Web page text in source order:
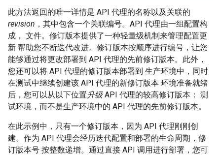
此方法返回的唯一详情是 API 代理的名称以及关联的
revision ，其中包含一个关联编号。API 代理由一组配置构
成， 文件。修订版本提供了一种轻量级机制来管理配置更
新 帮助您不断迭代改进。修订版本按顺序进行编号，让您
能够通过将更改部署到 API 代理的先前修订版本。此外，
您还可以将 API 代理的修订版本部署到 生产环境中，同时
在测试中继续创建该 API 代理的新修订版本 环境准备就绪
后，您可以从以下位置升级API 代理的较高修订版本： 测
试环境，而不是生产环境中的 API 代理的先前修订版本。
在此示例中，只有一个修订版本，因为 API 代理刚刚创
建。作为 API 代理会经历迭代配置和部署的生命周期，修
订版本号 按整数递增。通过直接 API 调用进行部署，您可